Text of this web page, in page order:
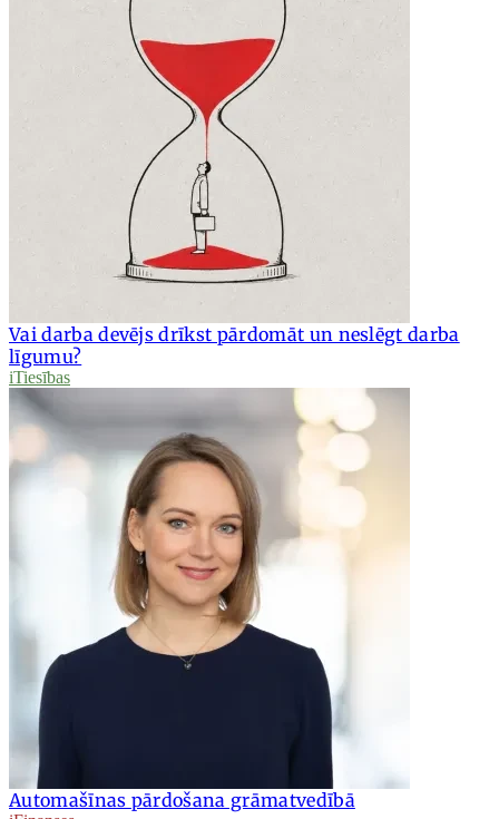
Vai darba devējs drīkst pārdomāt un neslēgt darba
līgumu?
iTiesības
Automašīnas pārdošana grāmatvedībā